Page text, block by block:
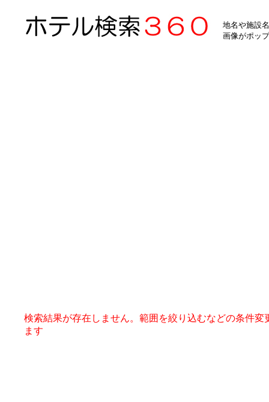
地名や施設
画像がポッ
検索結果が存在しません。範囲を絞り込むなどの条件変
ます